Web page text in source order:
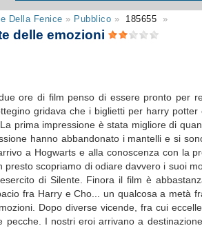
Della Fenice » Pubblico » 185655 »
delle emozioni
ore di film penso di essere pronto per
gridava che i biglietti per harry
prima impressione è stata migliore di
hanno abbandonato i mantelli e si
a Hogwarts e alla conoscenza con la
scopriamo di odiare davvero i suoi
di Silente. Finora il film è
fra Harry e Cho... un qualcosa a metà
Dopo diverse vicende, fra cui
I nostri eroi arrivano a